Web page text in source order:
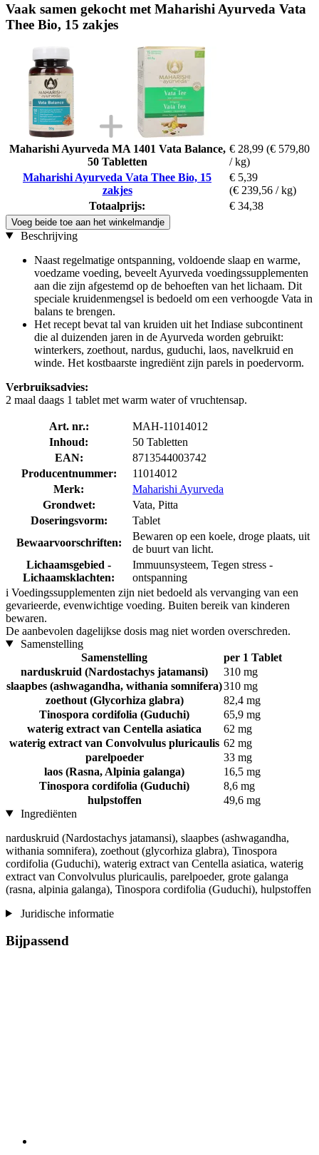
Vaak samen gekocht met Maharishi Ayurveda Vata
Thee Bio, 15 zakjes
Maharishi Ayurveda MA 1401 Vata Balance,
50 Tabletten
€ 28,99 (€ 579,80
/ kg)
Maharishi Ayurveda Vata Thee Bio, 15
zakjes
€ 5,39
(€ 239,56 / kg)
Totaalprijs:
€ 34,38
Voeg beide toe aan het winkelmandje
Beschrijving
Naast regelmatige ontspanning, voldoende slaap en warme,
voedzame voeding, beveelt Ayurveda voedingssupplementen
aan die zijn afgestemd op de behoeften van het lichaam. Dit
speciale kruidenmengsel is bedoeld om een verhoogde Vata in
balans te brengen.
Het recept bevat tal van kruiden uit het Indiase subcontinent
die al duizenden jaren in de Ayurveda worden gebruikt:
winterkers, zoethout, nardus, guduchi, laos, navelkruid en
winde. Het kostbaarste ingrediënt zijn parels in poedervorm.
Verbruiksadvies:
2 maal daags 1 tablet met warm water of vruchtensap.
Art. nr.:
MAH-11014012
Inhoud:
50 Tabletten
EAN:
8713544003742
Producentnummer:
11014012
Merk:
Maharishi Ayurveda
Grondwet:
Vata, Pitta
Doseringsvorm:
Tablet
Bewaarvoorschriften:
Bewaren op een koele, droge plaats, uit
de buurt van licht.
Lichaamsgebied -
Lichaamsklachten:
Immuunsysteem, Tegen stress -
ontspanning
i Voedingssupplementen zijn niet bedoeld als vervanging van een
gevarieerde, evenwichtige voeding. Buiten bereik van kinderen
bewaren.
De aanbevolen dagelijkse dosis mag niet worden overschreden.
Samenstelling
Samenstelling
per 1 Tablet
narduskruid (Nardostachys jatamansi)
310 mg
slaapbes (ashwagandha, withania somnifera)310 mg
zoethout (Glycorhiza glabra)
82,4 mg
Tinospora cordifolia (Guduchi)
65,9 mg
waterig extract van Centella asiatica
62 mg
waterig extract van Convolvulus pluricaulis 62 mg
parelpoeder
33 mg
laos (Rasna, Alpinia galanga)
16,5 mg
Tinospora cordifolia (Guduchi)
8,6 mg
hulpstoffen
49,6 mg
Ingrediënten
narduskruid (Nardostachys jatamansi), slaapbes (ashwagandha,
withania somnifera), zoethout (glycorhiza glabra), Tinospora
cordifolia (Guduchi), waterig extract van Centella asiatica, waterig
extract van Convolvulus pluricaulis, parelpoeder, grote galanga
(rasna, alpinia galanga), Tinospora cordifolia (Guduchi), hulpstoffen
Juridische informatie
Bijpassend